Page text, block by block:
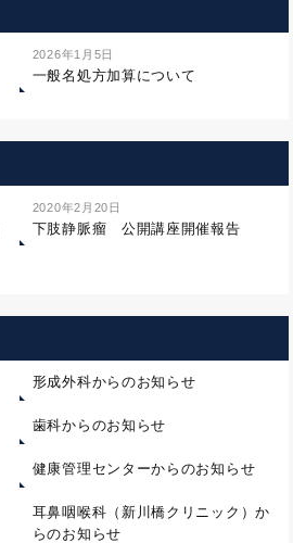
2026年1月5日
一般名処方加算について
2020年2月20日
下肢静脈瘤 公開講座開催報告
形成外科からのお知らせ
歯科からのお知らせ
健康管理センターからのお知らせ
耳鼻咽喉科（新川橋クリニック）か
らのお知らせ